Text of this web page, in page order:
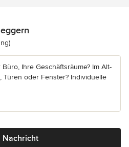
5 von 5 Sternen
Ihre Geschäftsräume? Im Alt-
Türen oder Fenster? Individuelle
Nachricht